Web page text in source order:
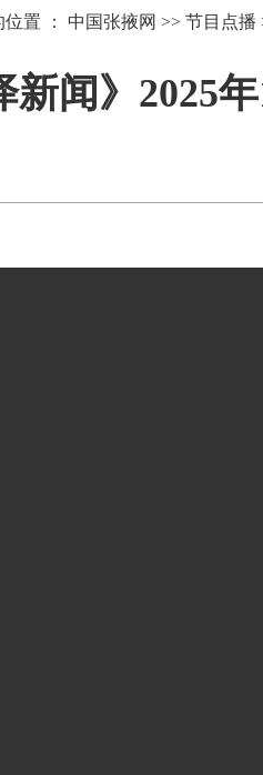
置 ： 中国张掖网 >> 节目点播
新闻》2025